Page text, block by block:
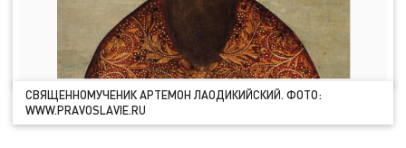
СВЯЩЕННОМУЧЕНИК АРТЕМОН ЛАОДИКИЙСКИЙ. ФОТО:
WWW.PRAVOSLAVIE.RU